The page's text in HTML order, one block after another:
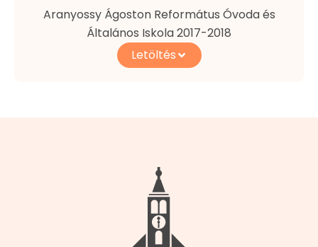
Aranyossy Ágoston Református Óvoda és
Általános Iskola 2017-2018
Letöltés